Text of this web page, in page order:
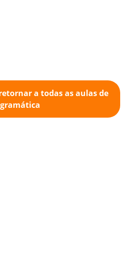
a todas as aulas de
gramática